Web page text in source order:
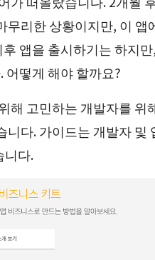
리한 상황이지만, 이 앱
앱을 출시하기는 하지
어떻게 해야 할까요?
해 고민하는 개발자를 위
니다. 가이드는 개발자 및
니다.